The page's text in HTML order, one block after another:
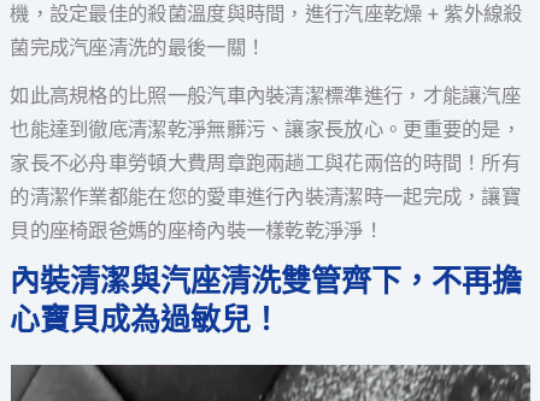
機，設定最佳的殺菌溫度與時間，進行汽座乾燥 + 紫外線殺
菌完成汽座清洗的最後一關！
如此高規格的比照一般汽車內裝清潔標準進行，才能讓汽座
也能達到徹底清潔乾淨無髒污、讓家長放心。更重要的是，
家長不必舟車勞頓大費周章跑兩趟工與花兩倍的時間！所有
的清潔作業都能在您的愛車進行內裝清潔時一起完成，讓寶
貝的座椅跟爸媽的座椅內裝一樣乾乾淨淨！
內裝清潔與汽座清洗雙管齊下，不再擔
心寶貝成為過敏兒！